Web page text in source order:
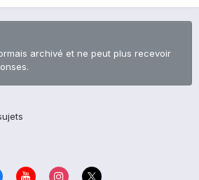
archivé et ne peut plus recevoir